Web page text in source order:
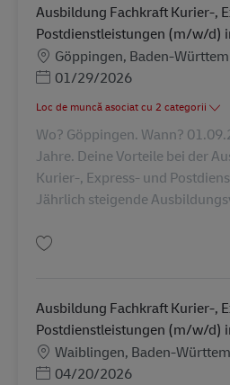
Ausbildung Fachkraft Kurier-,
Postdienstleistungen (m/w/d)
Locație
Göppingen, Baden-
Posted Date
01/29/2026
Loc de muncă asociat cu 2 categorii
Wo? Göppingen. Wann?
Jahre. Deine Vorteile bei der
Kurier-, Express- und
Jährlich steigende
Ausbildung Fachkraft Kurier-,
Postdienstleistungen (m/w/d)
Locație
Waiblingen, Baden-
Posted Date
04/20/2026